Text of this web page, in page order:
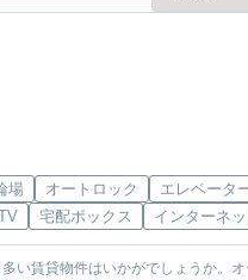
場 オートロック
エレベータ
宅配ボックス インターネ
い賃貸物件はいかがでしょうか。